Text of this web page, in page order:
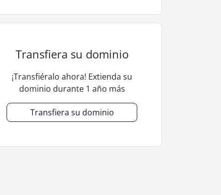
Transfiera su dominio
¡Transfiéralo ahora! Extienda su
dominio durante 1 año más
Transfiera su dominio